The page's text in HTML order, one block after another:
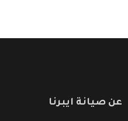
عن صيانة ايبرنا